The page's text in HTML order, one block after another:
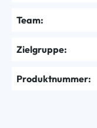
Team:
Zielgruppe:
Produktnummer: